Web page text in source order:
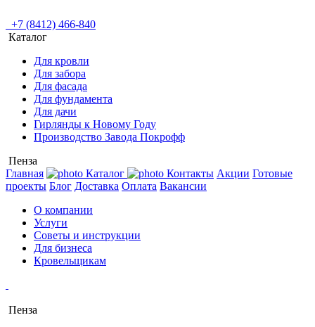
+7 (8412) 466-840
Каталог
Для кровли
Для забора
Для фасада
Для фундамента
Для дачи
Гирлянды к Новому Году
Производство Завода Покрофф
Пенза
Главная
Каталог Контакты Акции Готовые
проекты Блог Доставка Оплата Вакансии
О компании
Услуги
Советы и инструкции
Для бизнеса
Кровельщикам
Пенза